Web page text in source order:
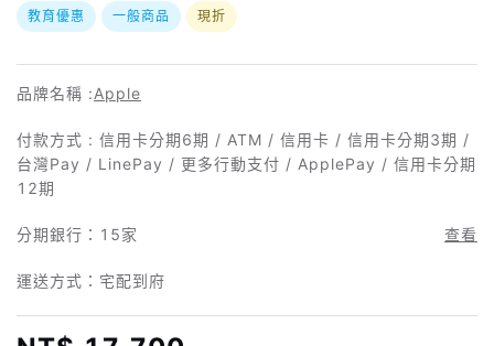
教育優惠 一般商品 現折
品牌名稱 :Apple
付款方式 : 信用卡分期6期 / ATM / 信用卡 / 信用卡分期3期 /
台灣Pay / LinePay / 更多行動支付 / ApplePay / 信用卡分期
12期
分期銀行： 15家 查看
運送方式：宅配到府